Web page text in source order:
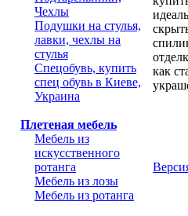
Чехлы
Подушки на стулья,
лавки, чехлы на
стулья
Спецобувь, купить
спец обувь в Киеве,
Украина
Плетеная мебель
Мебель из
искусственного
ротанга
Мебель из лозы
Мебель из ротанга
как